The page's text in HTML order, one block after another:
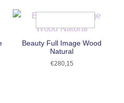
Beauty Full Image Wood
Natural
€280,15